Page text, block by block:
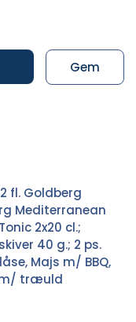
Gem
fl. Goldberg
Mediterranean
2x20 cl.;
40 g.; 2 ps.
Majs m/ BBQ,
m/ træuld